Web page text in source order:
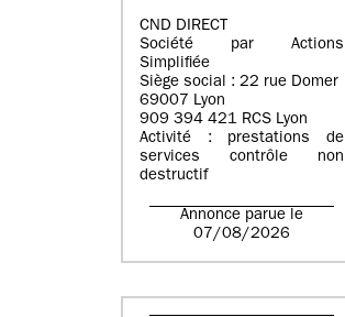
CND DIRECT
Société par Actions
Simplifiée
Siège social : 22 rue Domer
69007 Lyon
909 394 421 RCS Lyon
Activité : prestations de
services contrôle non
destructif
Annonce parue le
07/08/2026